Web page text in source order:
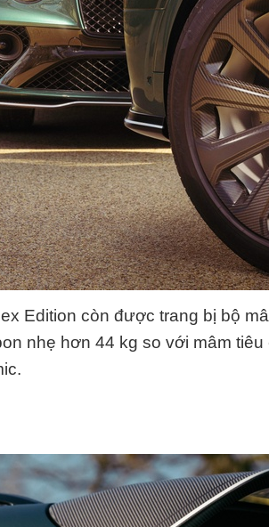
Edition còn được trang bị bộ
nhẹ hơn 44 kg so với mâm